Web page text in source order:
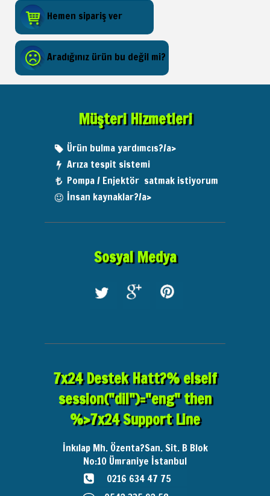
Hemen sipariş ver
Aradığınız ürün bu değil mi?
Müşteri Hizmetleri
Ürün bulma yardımcıs?/a>
Arıza tespit sistemi
Pompa / Enjektör satmak istiyorum
İnsan kaynaklar?/a>
Sosyal Medya
7x24 Destek Hatt?% elseif
session("dil")="eng" then
%>7x24 Support Line
İnkılap Mh. Özenta?San. Sit. B Blok
No:10 Ümraniye İstanbul
0216 634 47 75